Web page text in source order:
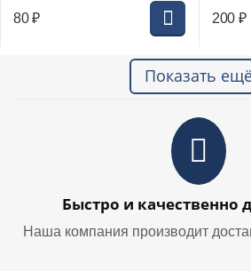
80 ₽ 200 ₽
Показать
Быстро и качественно
Наша компания производит